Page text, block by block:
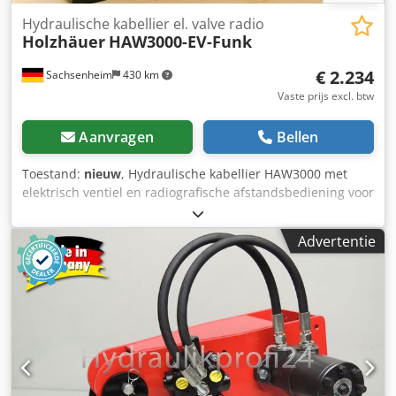
werkdieptebegrenzing 2 verwisselbare tegenmessen in de
behuizing Overbelastingsbeveiliging d
Sachsenheim 430 km
Hydraulische kabellier el. valve radio
Holzhäuer HAW3000-EV-Funk
€ 2.234
Vaste prijs excl. btw
Aanvragen Bellen
Toestand: nieuw, Hydraulische kabellier HAW3000 met
elektrisch ventiel en radiografische afstandsbediening voor
wiellader, graafmachine, kraan, minigraafmachine, tractor,
tractor in de wijnbouw, tuinbouw, bouw, civiele techniek
en vele andere toepassingen. Met de HAW3000
hydraulische lier kunt u vele toepassingen eenvoudiger
maken. Chjdpfxofn Tu To Af Roa Maximale kabelcapaciteit
bij 3000 kg trekkracht 40 m met 8 mm staalkabel. Maximale
kabelcapaciteit bij 1700 kg trekkracht 70 m met 6 mm
staalkabel. Maximale kabelcapaciteit bij 3000 kg trekkracht
70 m met 6 mm kunststofkabel. Maximale kabelcapaciteit
bij 2000 kg trekkracht 100 m met 5 mm kunststofkabel.
Advertentie